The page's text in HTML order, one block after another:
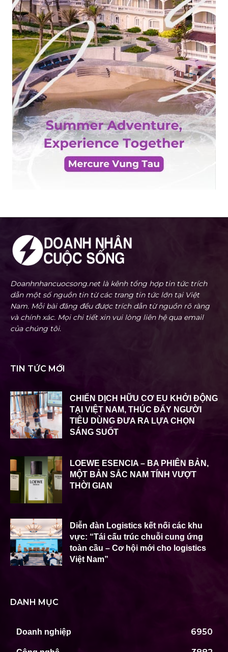
Doanhnhancuocsong.net là kênh tổng hợp tin tức trích
dẫn một số nguồn tin từ các trang tin tức lớn tại Việt
Nam. Mỗi bài đăng đều được trích dẫn từ nguồn rõ ràng
và chính xác. Mọi chi tiết xin vui lòng liên hệ qua email
của chúng tôi.
TIN TỨC MỚI
CHIẾN DỊCH HỮU CƠ EU KHỞI ĐỘNG
TẠI VIỆT NAM, THÚC ĐẨY NGƯỜI
TIÊU DÙNG ĐƯA RA LỰA CHỌN
SÁNG SUỐT
LOEWE ESENCIA – BA PHIÊN BẢN,
MỘT BẢN SẮC NAM TÍNH VƯỢT
THỜI GIAN
Diễn đàn Logistics kết nối các khu
vực: “Tái cấu trúc chuỗi cung ứng
toàn cầu – Cơ hội mới cho logistics
Việt Nam”
DANH MỤC
Doanh nghiệp 6950